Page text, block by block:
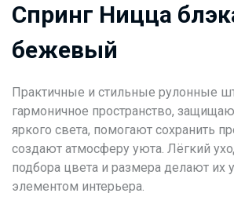
Спринг Ницца
бежевый
Практичные и стильные рулонные
гармоничное пространство,
яркого света, помогают сохранить
создают атмосферу уюта. Лёгкий
подбора цвета и размера делают их
элементом интерьера.